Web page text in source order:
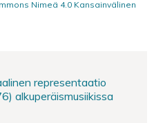
Nimeä 4.0 Kansainvälinen
representaatio
alkuperäismusiikissa